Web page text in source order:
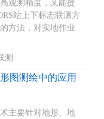
观测精度，又能提
站上下标志联测方
方法，对实地作业
测
图测绘中的应用
主要针对地形、地